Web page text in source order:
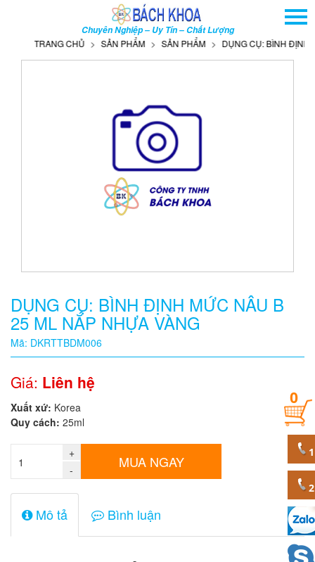
Chuyên Nghiệp – Uy Tín – Chất Lượng
GIỚI THIỆU
Quy
cách
Giá:
0
đ
sản
phẩm
0
TRANG CHỦ SẢN PHẨM SẢN PHẨM DỤNG CỤ: BÌNH ĐỊNH
DỤNG CỤ: BÌNH ĐỊNH MỨC NÂU B
25 ML NẮP NHỰA VÀNG
Mã: DKRTTBDM006
Giá: Liên hệ
Xuất xứ: Korea
Quy cách: 25ml
+
-
MUA NGAY
Mô tả Bình luận